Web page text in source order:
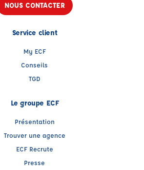
NOUS CONTACTER
Service client
My ECF
Conseils
TGD
Le groupe ECF
Présentation
Trouver une agence
ECF Recrute
Presse